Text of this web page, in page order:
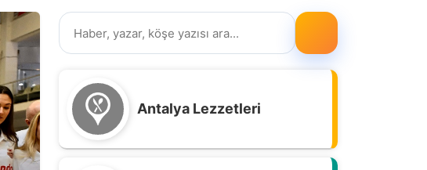
Antalya Lezzetleri